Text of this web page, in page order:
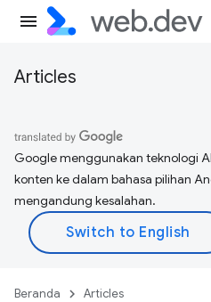
Articles
Google menggunakan teknologi
konten ke dalam bahasa pilihan
mengandung kesalahan.
Beranda Articles